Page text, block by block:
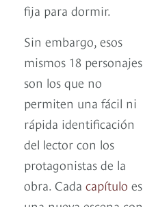
fija para dormir.
Sin embargo, esos
mismos 18 personajes
son los que no
permiten una fácil ni
rápida identificación
del lector con los
protagonistas de la
obra. Cada capítulo es